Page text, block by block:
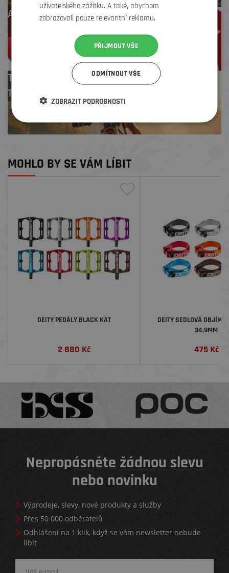
Až 4 % cashback
Test centrum
TREK zdarma
MOHLO BY SE VÁM LÍBIT
DEITY PEDÁLY BLACK KAT
2 880 Kč
DEITY SEDLOVÁ
34,9MM
475Kč
Nepropásněte žádnou slevu
nebo novinku
Výprodeje, slevy, nové produkty a služby
Přes 50 000 odběratelů
Odhlášení na 1 klik, když se vám newsletter nebude
líbit
uživatelského zážitku. A také, abychom
zobrazovali pouze relevantní reklamu.
PŘIJMOUT VŠE
ODMÍTNOUT VŠE
ZOBRAZIT PODROBNOSTI